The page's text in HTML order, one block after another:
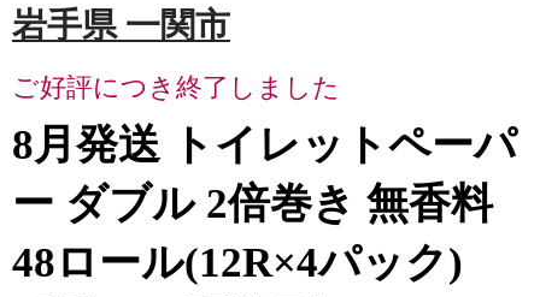
岩手県 一関市
ご好評につき終了しました
8月発送 トイレットペーパ
ー ダブル 2倍巻き 無香料
48ロール(12R×4パック)